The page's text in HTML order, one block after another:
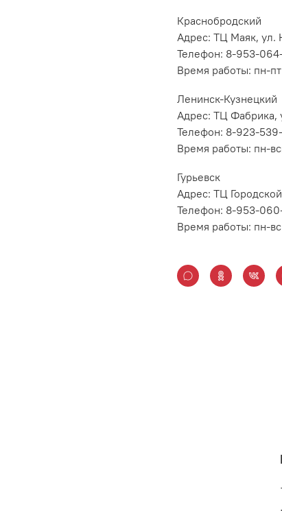
Краснобродский
Адрес: ТЦ Маяк, ул.
Телефон: 8-953-
Время работы: пн-
Ленинск-Кузнецкий
Адрес: ТЦ Фабрика,
Телефон: 8-923-
Время работы: пн-
Гурьевск
Адрес: ТЦ
Телефон: 8-953-
Время работы: пн-